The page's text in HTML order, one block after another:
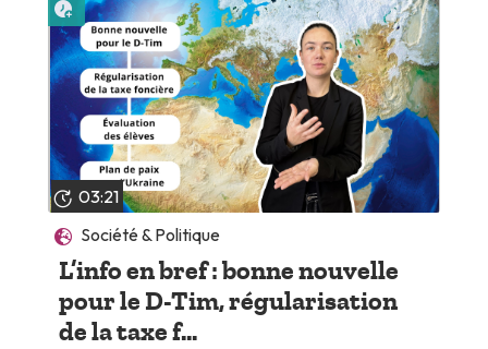
03:21
Société & Politique
L’info en bref : bonne nouvelle
pour le D-Tim, régularisation
de la taxe f...